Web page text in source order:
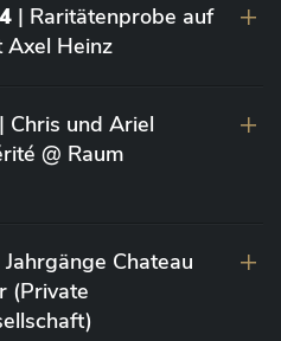
| Raritätenprobe auf
Axel Heinz
| Chris und Ariel
@ Raum
Jahrgänge Chateau
(Private